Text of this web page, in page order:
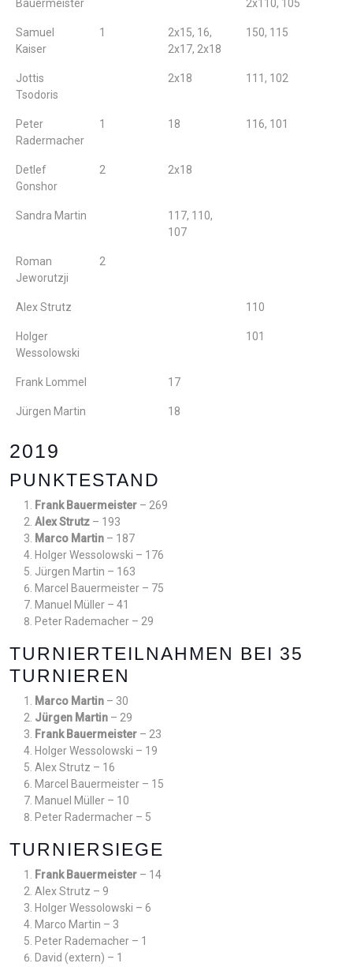
Bauermeister 2x110, 105
Samuel
Kaiser
1
2x15, 16,
2x17, 2x18
150, 115
Jottis
Tsodoris
2x18 111, 102
Peter
Radermacher
1 18 116, 101
Detlef
Gonshor
2 2x18
Sandra Martin
117, 110,
107
Roman
Jeworutzji
2
Alex Strutz 110
Holger
Wessolowski
101
Frank Lommel 17
Jürgen Martin 18
2019
PUNKTESTAND
Frank Bauermeister – 269
Alex Strutz – 193
Marco Martin – 187
Holger Wessolowski – 176
Jürgen Martin – 163
Marcel Bauermeister – 75
Manuel Müller – 41
Peter Rademacher – 29
TURNIERTEILNAHMEN BEI 35
TURNIEREN
Marco Martin – 30
Jürgen Martin – 29
Frank Bauermeister – 23
Holger Wessolowski – 19
Alex Strutz – 16
Marcel Bauermeister – 15
Manuel Müller – 10
Peter Radermacher – 5
TURNIERSIEGE
Frank Bauermeister – 14
Alex Strutz – 9
Holger Wessolowski – 6
Marco Martin – 3
Peter Rademacher – 1
David (extern) – 1